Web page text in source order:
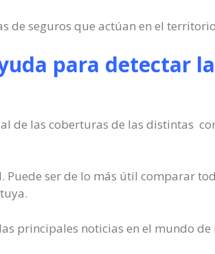
de seguros que actúan en el
para detectar la
de las coberturas de las distintas
ser de lo más útil comparar
principales noticias en el mundo de